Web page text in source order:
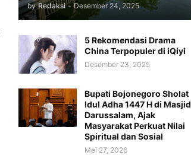
by Redaksi - Desember 24, 2025
5 Rekomendasi Drama
China Terpopuler di iQiyi
Desember 23, 2025
Bupati Bojonegoro Sholat
Idul Adha 1447 H di Masjid
Darussalam, Ajak
Masyarakat Perkuat Nilai
Spiritual dan Sosial
Mei 27, 2026